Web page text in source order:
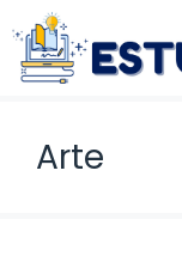
Saltar
al
contenido
Arte